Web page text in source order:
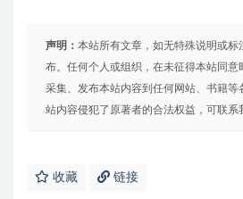
声明： 本站所有文章，如无特殊说明或标
布。任何个人或组织，在未征得本站同意
采集、发布本站内容到任何网站、书籍等
站内容侵犯了原著者的合法权益，可联系
收藏 链接